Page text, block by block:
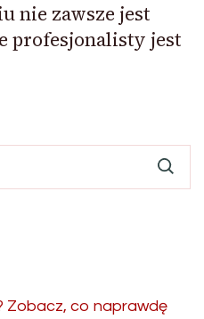
nie zawsze jest
profesjonalisty jest
Zobacz, co naprawdę